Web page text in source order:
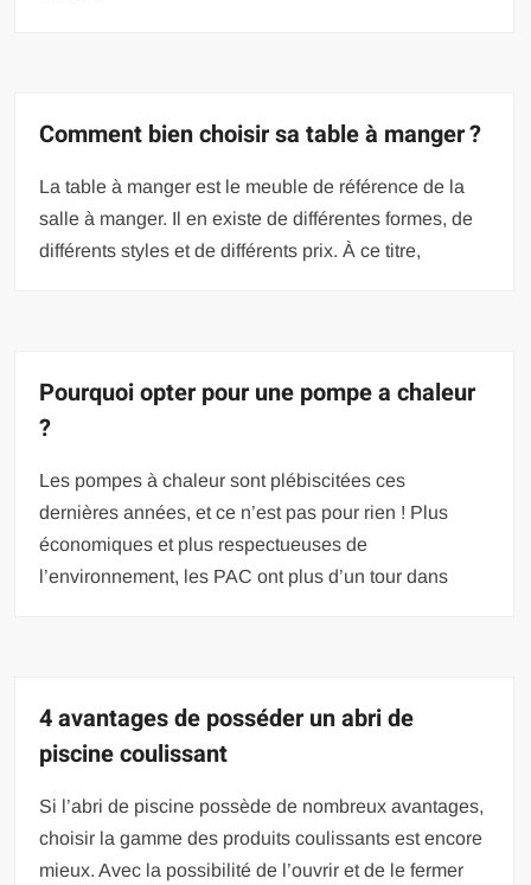
Comment bien choisir sa table à manger ?
La table à manger est le meuble de référence de la
salle à manger. Il en existe de différentes formes, de
différents styles et de différents prix. À ce titre,
Pourquoi opter pour une pompe a chaleur
?
Les pompes à chaleur sont plébiscitées ces
dernières années, et ce n’est pas pour rien ! Plus
économiques et plus respectueuses de
l’environnement, les PAC ont plus d’un tour dans
4 avantages de posséder un abri de
piscine coulissant
Si l’abri de piscine possède de nombreux avantages,
choisir la gamme des produits coulissants est encore
mieux. Avec la possibilité de l’ouvrir et de le fermer